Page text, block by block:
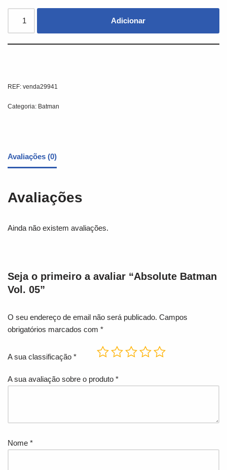
Adicionar
REF: venda29941
Categoria: Batman
Avaliações (0)
Avaliações
Ainda não existem avaliações.
Seja o primeiro a avaliar “Absolute Batman
Vol. 05”
O seu endereço de email não será publicado. Campos
obrigatórios marcados com *
A sua classificação *
A sua avaliação sobre o produto *
Nome *